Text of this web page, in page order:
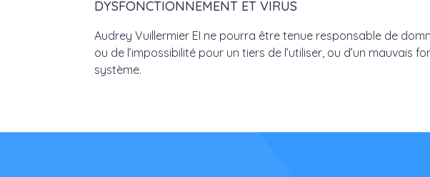
DYSFONCTIONNEMENT ET VIRUS
Audrey Vuillermier EI ne pourra être tenue responsable de
ou de l’impossibilité pour un tiers de l’utiliser, ou d’un mauvais
système.